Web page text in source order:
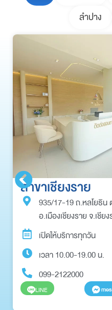
ลำปาง
สาขาเชียงราย
935/17-19 ถ.หลโยธิน
อ.เมืองเชียงราย จ.เชีย
เปิดให้บริการทุกวัน
เวลา 10.00-19.00 น.
099-2122000
LINE